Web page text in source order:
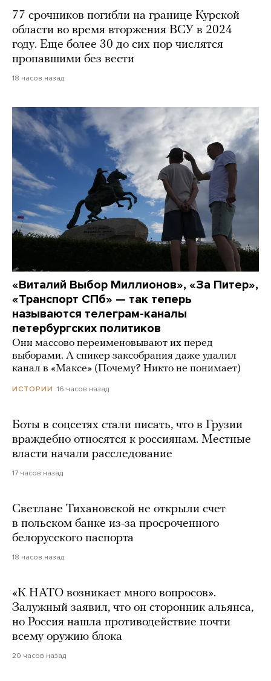
77 срочников погибли на границе Курской
области во время вторжения ВСУ в 2024
году. Еще более 30 до сих пор числятся
пропавшими без вести
18 часов назад
«Виталий Выбор Миллионов», «За Питер»,
«Транспорт СПб» — так теперь
называются телеграм-каналы
петербургских политиков
Они массово переименовывают их перед
выборами. А спикер заксобрания даже удалил
канал в «Максе» (Почему? Никто не понимает)
ИСТОРИИ 16 часов назад
Боты в соцсетях стали писать, что в Грузии
враждебно относятся к россиянам. Местные
власти начали расследование
17 часов назад
Светлане Тихановской не открыли счет
в польском банке из-за просроченного
белорусского паспорта
18 часов назад
«К НАТО возникает много вопросов».
Залужный заявил, что он сторонник альянса,
но Россия нашла противодействие почти
всему оружию блока
20 часов назад